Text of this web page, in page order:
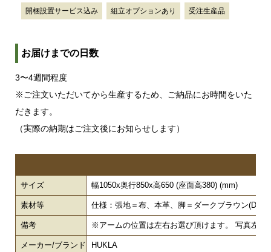
開梱設置サービス込み 組立オプションあり 受注生産品
お届けまでの日数
3〜4週間程度
※ご注文いただいてから生産するため、ご納品にお時間をいた
だきます。
（実際の納期はご注文後にお知らせします）
サイズ 幅1050x奥行850x高650 (座面高380) (mm)
素材等 仕様：張地＝布、本革、脚＝ダークブラウン(DB)
備考 ※アームの位置は左右お選び頂けます。 写真左奥
メーカー/ブランド HUKLA